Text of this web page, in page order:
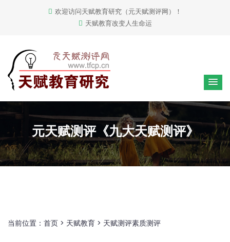
欢迎访问天赋教育研究（元天赋测评网）！
天赋教育改变人生命运
元天赋测评《九大天赋测评》
当前位置： 首页 > 天赋教育 > 天赋测评素质测评